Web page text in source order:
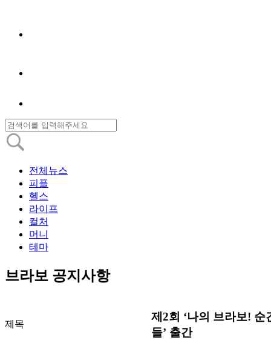
전체뉴스
피플
헬스
라이프
컬처
머니
테마
브라보 공지사항
제목
제2회 ‘나의 브라보! 순
들’ 출간